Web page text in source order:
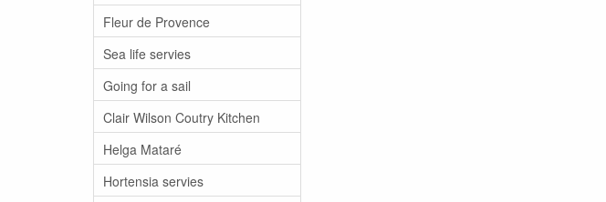
Fleur de Provence
Sea life servies
Going for a sail
Clair Wilson Coutry Kitchen
Helga Mataré
Hortensia servies